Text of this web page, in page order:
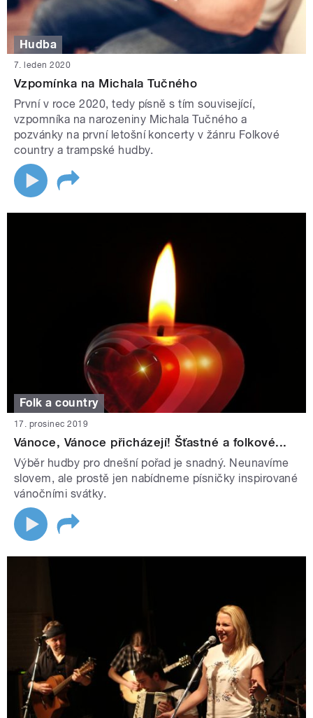
Hudba
7. leden 2020
Vzpomínka na Michala Tučného
První v roce 2020, tedy písně s tím související,
vzpomníka na narozeniny Michala Tučného a
pozvánky na první letošní koncerty v žánru Folkové
country a trampské hudby.
Folk a country
17. prosinec 2019
Vánoce, Vánoce přicházejí! Šťastné a folkové...
Výběr hudby pro dnešní pořad je snadný. Neunavíme
slovem, ale prostě jen nabídneme písničky inspirované
vánočními svátky.